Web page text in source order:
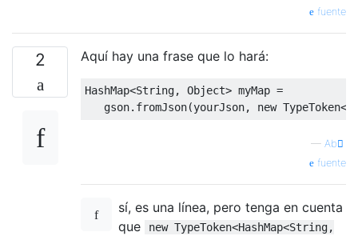
fuente
2 Aquí hay una frase que lo hará:
HashMap<String, Object> myMap =
   gson
. fromJson(yourJson, new TypeToken<
— Ab ِ
fuente
sí, es una línea, pero tenga en cuenta
que
new TypeToken<HashMap<String,